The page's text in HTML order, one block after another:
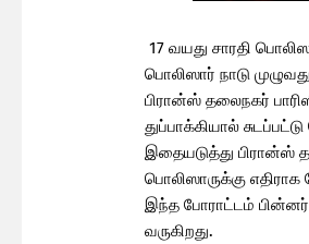
17 வயது சாரதி
பொலிஸார் நாடு
பிரான்ஸ் தலைநகர்
துப்பாக்கியால்
இதையடுத்து பிரான்ஸ்
பொலிஸாருக்கு
இந்த போராட்டம் பின்னர்
வருகிறது.